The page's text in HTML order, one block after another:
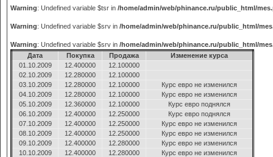
Warning: Undefined variable $tsr in /home/admin/web/phinance.ru/public_html/
Warning: Undefined variable $srv in /home/admin/web/phinance.ru/public_html/
Warning: Undefined variable $srv in /home/admin/web/phinance.ru/public_html/
Дата
Покупка Продажа
Изменение курса
01.10.2009
12.400000
12.100000
02.10.2009
12.280000
12.100000
03.10.2009
12.280000 12.100000
Курс евро не изменился
04.10.2009
12.280000 12.100000
Курс евро не изменился
05.10.2009
12.360000 12.100000
Курс евро поднялся
06.10.2009
12.400000 12.250000
Курс евро поднялся
07.10.2009
12.400000 12.250000
Курс евро не изменился
08.10.2009
12.400000 12.250000
Курс евро не изменился
09.10.2009
12.400000 12.280000
Курс евро не изменился
10.10.2009
12.400000 12.280000
Курс евро не изменился